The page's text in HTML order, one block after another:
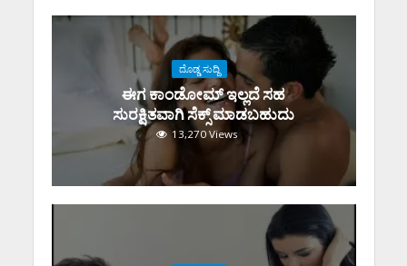
ದೊಡ್ಡ ಸುದ್ದಿ
ಈಗ ಕಾಂಡೋಮ್‌ ಇಲ್ಲದೆ ಸಹ
ಸುರಕ್ಷಿತವಾಗಿ ಸೆಕ್ಸ್‌ ಮಾಡಬಹುದು
13,270 Views